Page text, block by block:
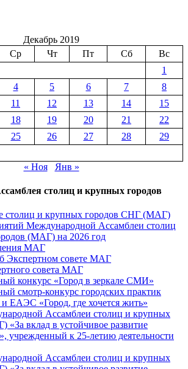
Декабрь 2019
Ср Чт Пт Сб
Вс
1
4 5 6 7
8
11 12 13 14
15
18 19 20 21
22
25 26 27 28
29
« Ноя
Янв »
столиц и крупных городов
столиц и крупных городов СНГ (МАГ)
Международной Ассамблеи столиц
(МАГ) на 2026 год
МАГ
Экспертном совете МАГ
совета МАГ
конкурс «Город в зеркале СМИ»
смотр-конкурс городских практик
ЕАЭС «Город, где хочется жить»
Ассамблеи столиц и крупных
«За вклад в устойчивое развитие
учрежденный к 25-летию деятельности
Ассамблеи столиц и крупных